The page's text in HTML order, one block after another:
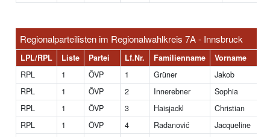
Regionalparteilisten im Regionalwahlkreis 7A - Innsbruck
LPL/RPL Liste Partei Lf.Nr. Familienname Vorname
RPL
1 ÖVP 1 Grüner
Jakob
RPL
1 ÖVP 2 Innerebner
Sophia
RPL
1 ÖVP 3 Haisjackl
Christian
RPL
1 ÖVP 4 Radanović Jacqueline